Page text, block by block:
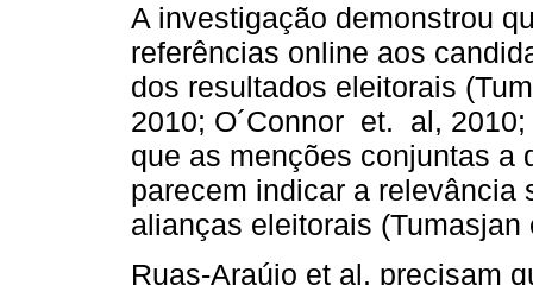
A investigação demonstrou
referências online aos
dos resultados eleitorais
2010; O´Connor et. al,
que as menções conjuntas a
parecem indicar a relevância
alianças eleitorais (Tumasjan
Ruas-Araújo et al. precisam